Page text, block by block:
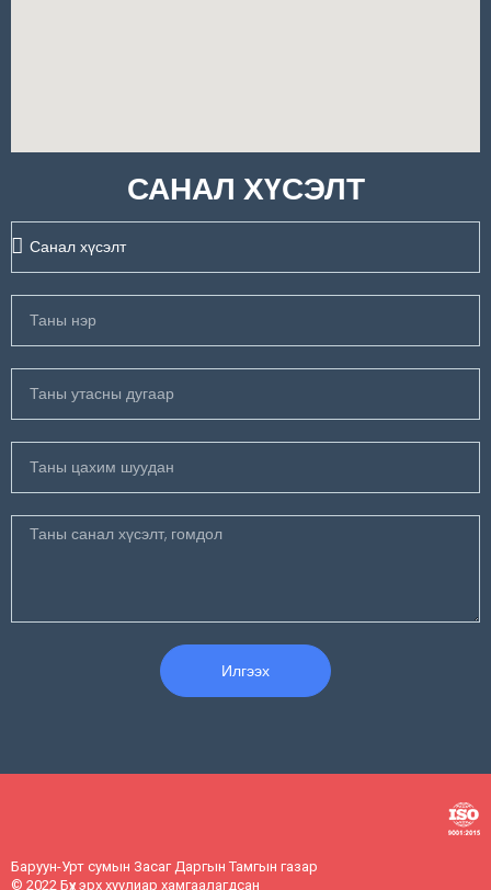
САНАЛ ХҮСЭЛТ
Илгээх
Баруун-Урт сумын Засаг Даргын Тамгын газар
© 2022 Бүх эрх хуулиар хамгаалагдсан